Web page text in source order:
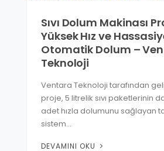
Sıvı Dolum Makinası
Yüksek Hız ve
Otomatik Dolum –
Teknoloji
Ventara Teknoloji tarafından
proje, 5 litrelik sıvı paketlerinin
adet hızla dolumunu sağlayan
sistem…
DEVAMINI OKU